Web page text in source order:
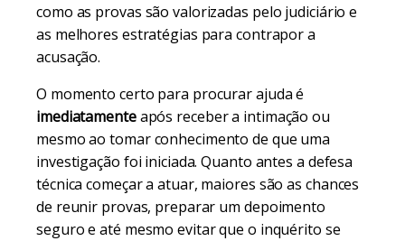
como as provas são valorizadas pelo judiciário e
as melhores estratégias para contrapor a
acusação.
O momento certo para procurar ajuda é
imediatamenteapós receber a intimação ou
mesmo ao tomar conhecimento de que uma
investigação foi iniciada. Quanto antes a defesa
técnica começar a atuar, maiores são as chances
de reunir provas, preparar um depoimento
seguro e até mesmo evitar que o inquérito se